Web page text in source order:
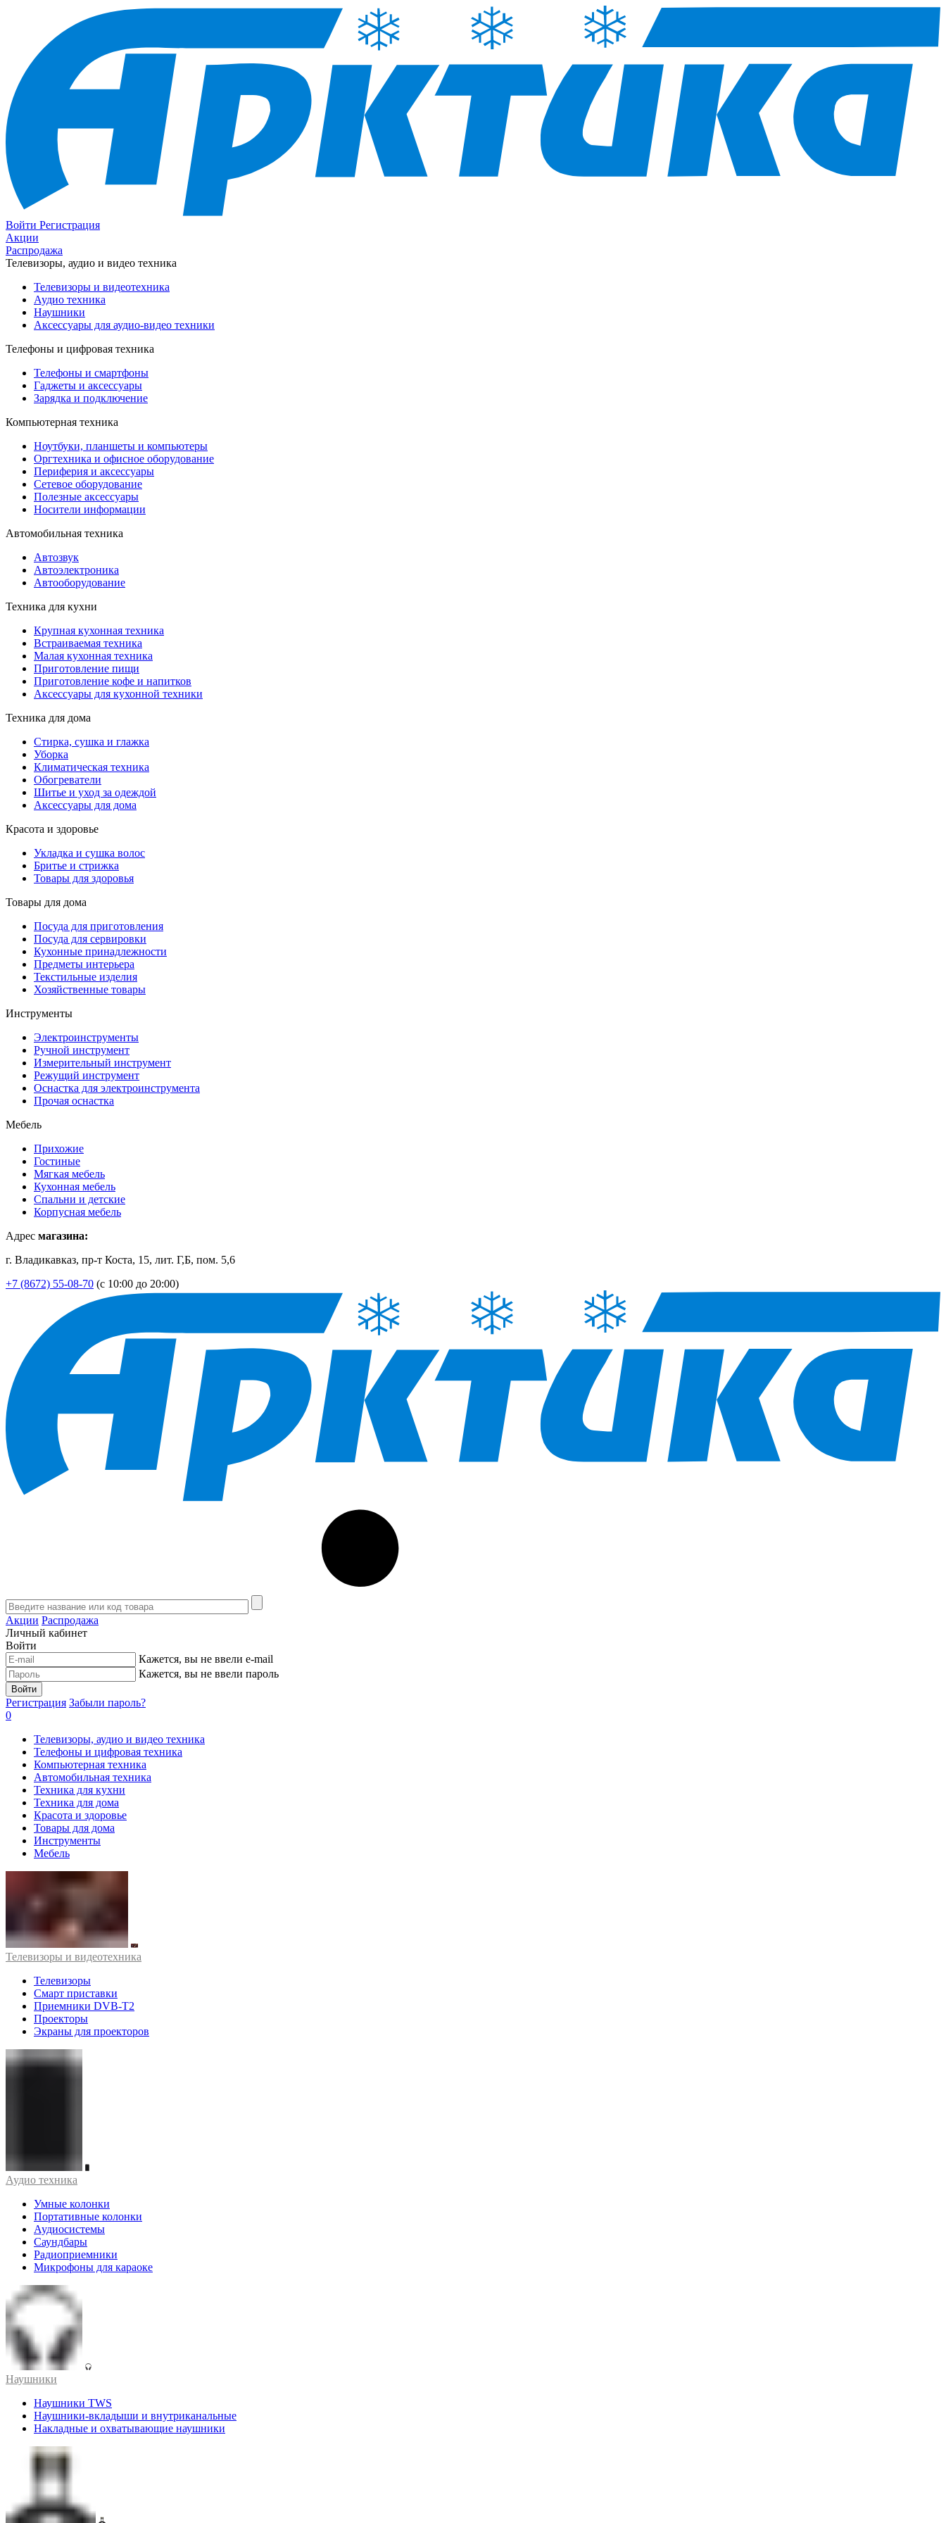
Войти Регистрация
Акции
Распродажа
Телевизоры, аудио и видео техника
Телевизоры и видеотехника
Аудио техника
Наушники
Аксессуары для аудио-видео техники
Телефоны и цифровая техника
Телефоны и смартфоны
Гаджеты и аксессуары
Зарядка и подключение
Компьютерная техника
Ноутбуки, планшеты и компьютеры
Оргтехника и офисное оборудование
Периферия и аксессуары
Cетевое оборудование
Полезные аксессуары
Носители информации
Автомобильная техника
Автозвук
Автоэлектроника
Автооборудование
Техника для кухни
Крупная кухонная техника
Встраиваемая техника
Малая кухонная техника
Приготовление пищи
Приготовление кофе и напитков
Аксессуары для кухонной техники
Техника для дома
Стирка, сушка и глажка
Уборка
Климатическая техника
Обогреватели
Шитье и уход за одеждой
Аксессуары для дома
Красота и здоровье
Укладка и сушка волос
Бритье и стрижка
Товары для здоровья
Товары для дома
Посуда для приготовления
Посуда для сервировки
Кухонные принадлежности
Предметы интерьера
Текстильные изделия
Хозяйственные товары
Инструменты
Электроинструменты
Ручной инструмент
Измерительный инструмент
Режущий инструмент
Оснастка для электроинструмента
Прочая оснастка
Мебель
Прихожие
Гостиные
Мягкая мебель
Кухонная мебель
Спальни и детские
Корпусная мебель
Адрес магазина:
г. Владикавказ, пр-т Коста, 15, лит. Г,Б, пом. 5,6
+7 (8672) 55-08-70 (с 10:00 до 20:00)
Акции Распродажа
Личный кабинет
Войти
Кажется, вы не ввели e-mail
Кажется, вы не ввели пароль
Войти
Регистрация Забыли пароль?
0
Телевизоры, аудио и видео техника
Телефоны и цифровая техника
Компьютерная техника
Автомобильная техника
Техника для кухни
Техника для дома
Красота и здоровье
Товары для дома
Инструменты
Мебель
Телевизоры и видеотехника
Телевизоры
Смарт приставки
Приемники DVB-T2
Проекторы
Экраны для проекторов
Аудио техника
Умные колонки
Портативные колонки
Аудиосистемы
Саундбары
Радиоприемники
Микрофоны для караоке
Наушники
Наушники TWS
Наушники-вкладыши и внутриканальные
Накладные и охватывающие наушники